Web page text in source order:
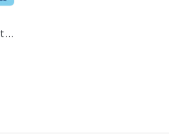
Prezenta fizica medic rezident – Conferinta RCCC 15 septembrie 2022